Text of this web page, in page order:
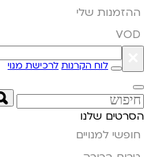
ההזמנות שלי
VOD
לוח הקרנות לרכישת מנוי
הסרטים שלנו
חופשי למנויים